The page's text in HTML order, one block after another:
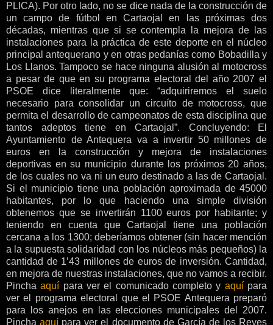
PLICA). Por otro lado, no se dice nada de la construcción de
un campo de fútbol en Cartaojal en las próximas dos
décadas, mientras que si se contempla la mejora de las
instalaciones para la práctica de este deporte en el núcleo
principal antequerano y en otras pedanías como Bobadilla y
Los Llanos. Tampoco se hace ninguna alusión al motocross
a pesar de que en su programa electoral del año 2007 el
PSOE dice literalmente que: “adquiriremos el suelo
necesario para consolidar un circuíto de motocross, que
permita el desarrollo de campeonatos de esta disciplina que
tantos adeptos tiene en Cartaojal”. Concluyendo: El
Ayuntamiento de Antequera va a invertir 50 millones de
euros en la construcción y mejora de instalaciones
deportivas en su municipio durante los próximos 20 años,
de los cuales no va ni un euro destinado a las de Cartaojal.
Si el municipio tiene una población aproximada de 45000
habitantes, por lo que haciendo una simple división
obtenemos que se invertirán 1100 euros por habitante; y
teniendo en cuenta que Cartaojal tiene una población
cercana a los 1300; deberíamos obtener (sin hacer mención
a la supuesta solidaridad con los núcleos más pequeños) la
cantidad de 1’43 millones de euros de inversión. Cantidad,
en mejora de nuestras instalaciones, que no vamos a recibir.
Pinchaaquí para ver el comunicado completo y aquípara
ver el programa electoral que el PSOE Antequera preparó
para los anejos en las elecciones municipales del 2007.
Pinchaaquí para ver el documento de García de los Reyes